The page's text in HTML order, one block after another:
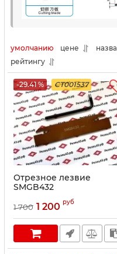
умолчанию цене
рейтингу
-29.41 % CT001537
Отрезное лезвие
SMGB432
1 700 1 200 руб